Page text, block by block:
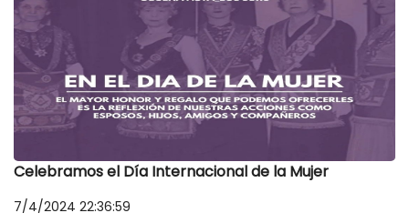
Celebramos el Día Internacional de la Mujer
7/4/2024 22:36:59